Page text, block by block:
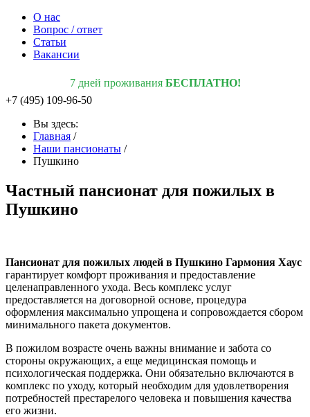
О нас
Вопрос / ответ
Статьи
Вакансии
7 дней проживания БЕСПЛАТНО!
+7 (495) 109-96-50
Вы здесь:
Главная /
Наши пансионаты /
Пушкино
Частный пансионат для пожилых в
Пушкино
Пансионат для пожилых людей в Пушкино Гармония Хаус
гарантирует комфорт проживания и предоставление
целенаправленного ухода. Весь комплекс услуг
предоставляется на договорной основе, процедура
оформления максимально упрощена и сопровождается сбором
минимального пакета документов.
В пожилом возрасте очень важны внимание и забота со
стороны окружающих, а еще медицинская помощь и
психологическая поддержка. Они обязательно включаются в
комплекс по уходу, который необходим для удовлетворения
потребностей престарелого человека и повышения качества
его жизни.